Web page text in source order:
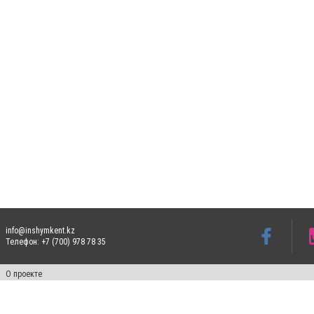
info@inshymkent.kz
Телефон: +7 (700) 978 78 35
О проекте